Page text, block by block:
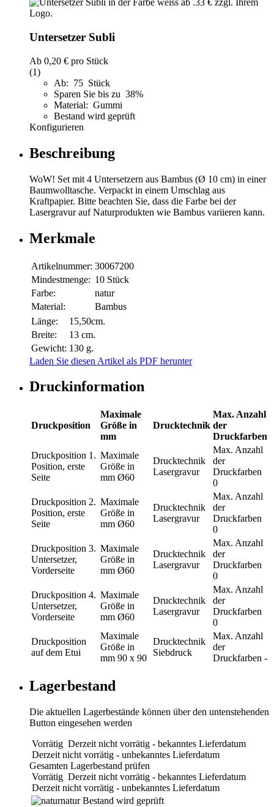
Untersetzer Subli
Ab 0,20 € pro Stück
(1)
Ab: 75 Stück
Sparen Sie bis zu 38%
Material: Gummi
Bestand wird geprüft
Konfigurieren
Beschreibung
WoW! Set mit 4 Untersetzern aus Bambus (Ø 10 cm) in einer
Baumwolltasche. Verpackt in einem Umschlag aus
Kraftpapier. Bitte beachten Sie, dass die Farbe bei der
Lasergravur auf Naturprodukten wie Bambus variieren kann.
Merkmale
Artikelnummer: 30067200
Mindestmenge: 10 Stück
Farbe:
natur
Material:
Bambus
Länge:
15,50cm.
Breite:
13 cm.
Gewicht: 130 g.
Laden Sie diesen Artikel als PDF herunter
Druckinformation
Druckposition
Maximale
Größe in
mm
Drucktechnik
Max. Anzahl
der
Druckfarben
Druckposition 1.
Position, erste
Seite
Maximale
Größe in
mm Ø60
Drucktechnik
Lasergravur
Max. Anzahl
der
Druckfarben
0
Druckposition 2.
Position, erste
Seite
Maximale
Größe in
mm Ø60
Drucktechnik
Lasergravur
Max. Anzahl
der
Druckfarben
0
Druckposition 3.
Untersetzer,
Vorderseite
Maximale
Größe in
mm Ø60
Drucktechnik
Lasergravur
Max. Anzahl
der
Druckfarben
0
Druckposition 4.
Untersetzer,
Vorderseite
Maximale
Größe in
mm Ø60
Drucktechnik
Lasergravur
Max. Anzahl
der
Druckfarben
0
Druckposition
auf dem Etui
Maximale
Größe in
mm 90 x 90
Drucktechnik
Siebdruck
Max. Anzahl
der
Druckfarben -
Lagerbestand
Die aktuellen Lagerbestände können über den untenstehenden
Button eingesehen werden
Vorrätig Derzeit nicht vorrätig - bekanntes Lieferdatum
Derzeit nicht vorrätig - unbekanntes Lieferdatum
Gesamten Lagerbestand prüfen
Vorrätig Derzeit nicht vorrätig - bekanntes Lieferdatum
Derzeit nicht vorrätig - unbekanntes Lieferdatum
natur Bestand wird geprüft